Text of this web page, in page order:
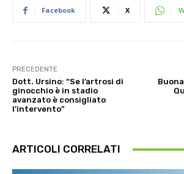
Facebook X
PRECEDENTE
Dott. Ursino: “Se l’artrosi di
ginocchio è in stadio
avanzato è consigliato
l’intervento”
ARTICOLI CORRELATI